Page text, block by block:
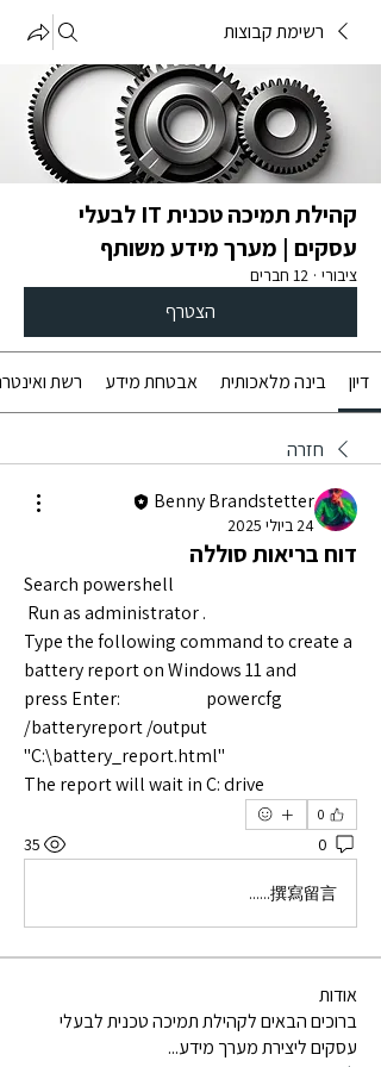
רשימת קבוצות
קהילת תמיכה טכנית IT לבעלי
עסקים | מערך מידע משותף
ציבורי · 12 חברים
הצטרף
דיון בינה מלאכותית אבטחת מידע רשת
חזרה
Benny Brandstetter
24 ביולי 2025
דוח בריאות סוללה
Search powershell
Run as administrator .
Type the following command to create a
battery report on Windows 11 and
press Enter:                        powercfg
/batteryreport /output
"C:\battery_report.html"
The report will wait in C: drive
0
0
35
撰寫留言......
אודות
ברוכים הבאים לקהילת תמיכה טכנית לבעלי
עסקים ליצירת מערך מידע...